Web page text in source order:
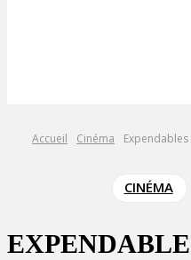
Accueil Cinéma Expendables
CINÉMA